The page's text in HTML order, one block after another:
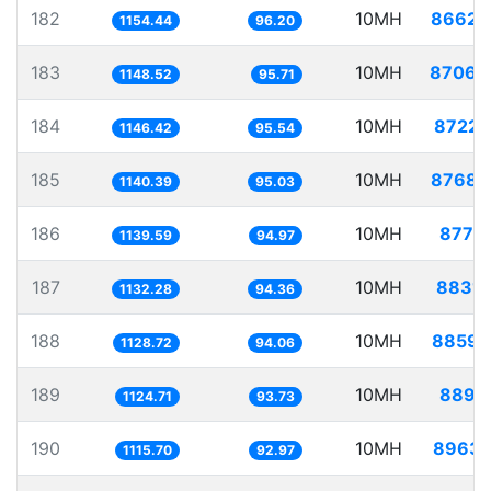
182 1154.44 96.20 10MH
183 1148.52 95.71 10MH
184 1146.42 95.54 10MH
185 1140.39 95.03 10MH
186 1139.59 94.97 10MH
187 1132.28 94.36 10MH
188 1128.72 94.06 10MH
189 1124.71 93.73 10MH
190 1115.70 92.97 10MH